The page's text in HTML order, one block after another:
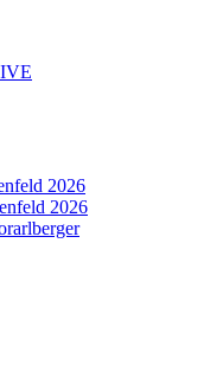
2026
2026